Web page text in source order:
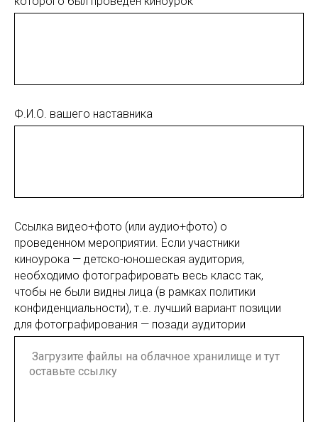
Ф.И.О. вашего наставника
Ссылка видео+фото (или аудио+фото) о
проведенном мероприятии. Если участники
киноурока — детско-юношеская аудитория,
необходимо фотографировать весь класс так,
чтобы не были видны лица (в рамках политики
конфиденциальности), т.е. лучший вариант позиции
для фотографирования — позади аудитории